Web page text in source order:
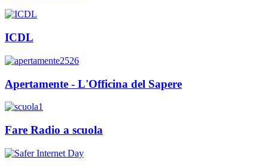
ICDL
Apertamente - L'Officina del Sapere
Fare Radio a scuola